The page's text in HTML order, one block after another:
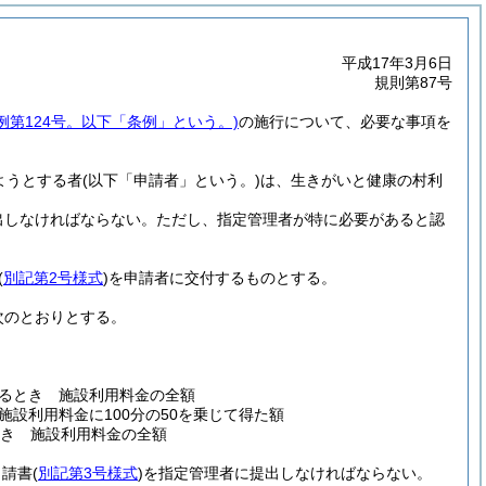
平成17年3月6日
規則第87号
第124号。以下「条例」という。)の施行について、必要な事項を
うとする者(以下「申請者」という。)は、生きがいと健康の村利
なければならない。 ただし、指定管理者が特に必要があると認
別記第2号様式)を申請者に交付するものとする。
とおりとする。
とき 施設利用料金の全額
設利用料金に100分の50を乗じて得た額
き 施設利用料金の全額
書(別記第3号様式)を指定管理者に提出しなければならない。